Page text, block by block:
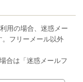
用の場合、迷惑メー
。フリーメール以外
合は「迷惑メールフ